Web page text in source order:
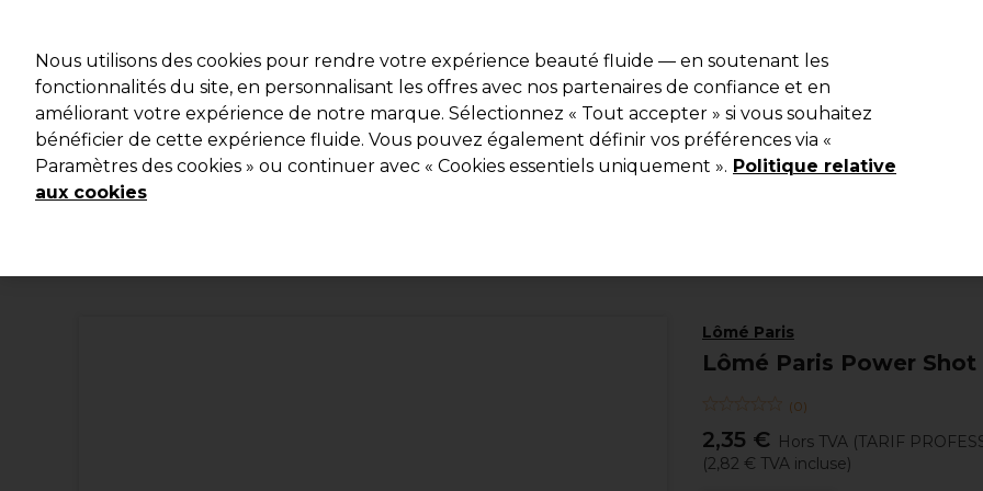
Rechercher
Marques Bons plans Coiffure Electro et Matériel Equipement de salon Beauté Hommes Les
Livraison et délais
Lômé Paris
Lômé Paris Power
(0)
2,35 € Hors TVA (TARIF
(2,82 € TVA incluse)
Nous utilisons des cookies pour rendre votre expérience beauté fluide — en soutenant les
fonctionnalités du site, en personnalisant les offres avec nos partenaires de confiance et en
améliorant votre expérience de notre marque. Sélectionnez « Tout accepter » si vous souhaitez
bénéficier de cette expérience fluide. Vous pouvez également définir vos préférences via «
Paramètres des cookies » ou continuer avec « Cookies essentiels uniquement ». Politique relative
aux cookies